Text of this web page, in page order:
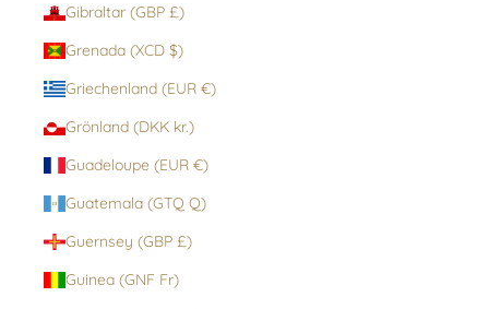
Gibraltar (GBP £)
Grenada (XCD $)
Griechenland (EUR €)
Grönland (DKK kr.)
Guadeloupe (EUR €)
Guatemala (GTQ Q)
Guernsey (GBP £)
Guinea (GNF Fr)